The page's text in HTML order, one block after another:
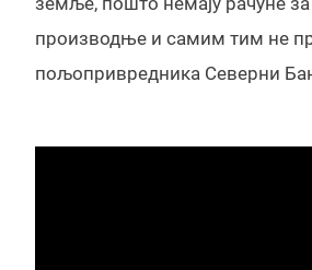
производње и самим тим не
пољопривредника Северни